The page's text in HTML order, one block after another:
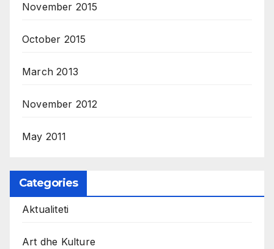
November 2015
October 2015
March 2013
November 2012
May 2011
Categories
Aktualiteti
Art dhe Kulture